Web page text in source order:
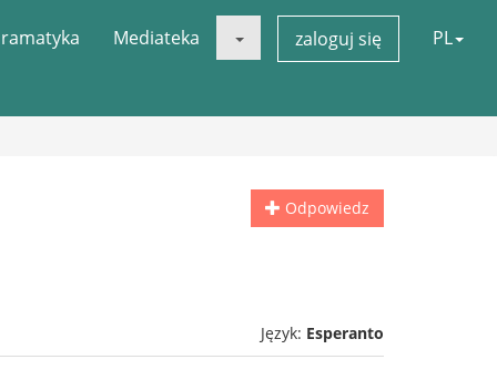
Mediateka zaloguj się PL
Odpowiedz
Język: Esperanto